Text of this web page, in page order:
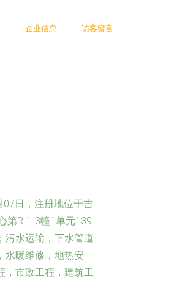
企业信息 访客留言
日，注册地位于吉
第R-1-3幢1单元139
污水运输，下水管道
水暖维修，地热安
，市政工程，建筑工